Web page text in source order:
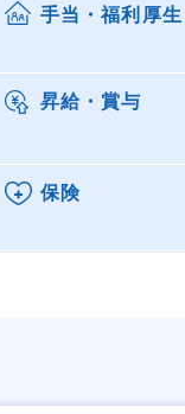
手当・福利厚生
昇給・賞与
保険